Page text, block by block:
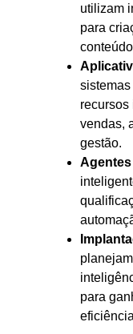
utilizam
para
recursos
vendas,
gestão.
Agentes
para